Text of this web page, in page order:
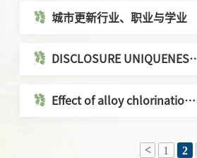
城市更新行业、职业与学业
DISCLOSURE UNIQUENESS
PARTICIPATION:EVIDENCE
Effect of alloy chlorination
1 2